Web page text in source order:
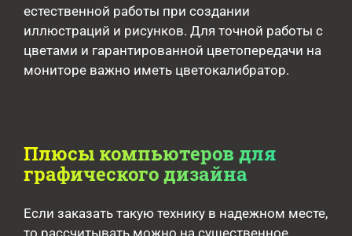
естественной работы при создании
иллюстраций и рисунков. Для точной работы с
цветами и гарантированной цветопередачи на
мониторе важно иметь цветокалибратор.
Плюсы компьютеров для
графического дизайна
Если заказать такую технику в надежном месте,
то рассчитывать можно на существенное